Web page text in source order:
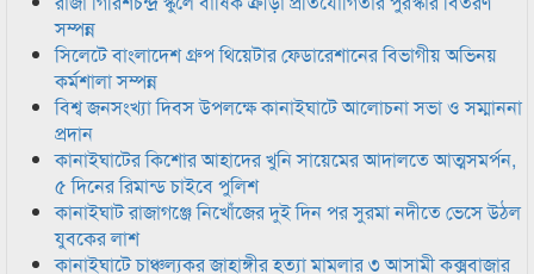
সম্পন্ন
সিলেটে বাংলাদেশ গ্রুপ থিয়েটার ফেডারেশানের বিভাগীয় অভিনয়
কর্মশালা সম্পন্ন
বিশ্ব জনসংখ্যা দিবস উপলক্ষে কানাইঘাটে আলোচনা সভা ও সম্মাননা
প্রদান
কানাইঘাটের কিশোর আহাদের খুনি সায়েমের আদালতে আত্মসমর্পন,
৫ দিনের রিমান্ড চাইবে পুলিশ
কানাইঘাট রাজাগঞ্জে নিখোঁজের দুই দিন পর সুরমা নদীতে ভেসে উঠল
যুবকের লাশ
কানাইঘাটে চাঞ্চল্যকর জাহাঙ্গীর হত্যা মামলার ৩ আসামী কক্সবাজার